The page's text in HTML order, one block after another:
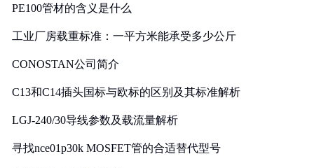
PE100管材的含义是什么
工业厂房载重标准：一平方米能承受多少公斤
CONOSTAN公司简介
C13和C14插头国标与欧标的区别及其标准解析
LGJ-240/30导线参数及载流量解析
寻找nce01p30k MOSFET管的合适替代型号